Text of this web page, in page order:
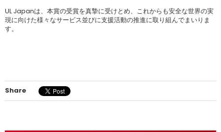
UL Japanは、本賞の受賞を真摯に受けとめ、これからも安全な世界の実
現に向けた様々なサービス並びに支援活動の推進に取り組んでまいりま
す。
Share